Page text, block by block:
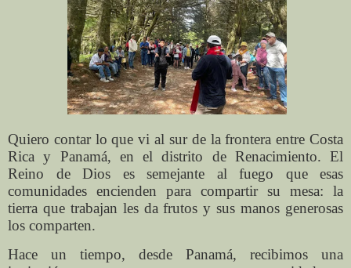
Quiero contar lo que vi al sur de la frontera entre Costa
Rica y Panamá, en el distrito de Renacimiento. El
Reino de Dios es semejante al fuego que esas
comunidades encienden para compartir su mesa: la
tierra que trabajan les da frutos y sus manos generosas
los comparten.
Hace un tiempo, desde Panamá, recibimos una